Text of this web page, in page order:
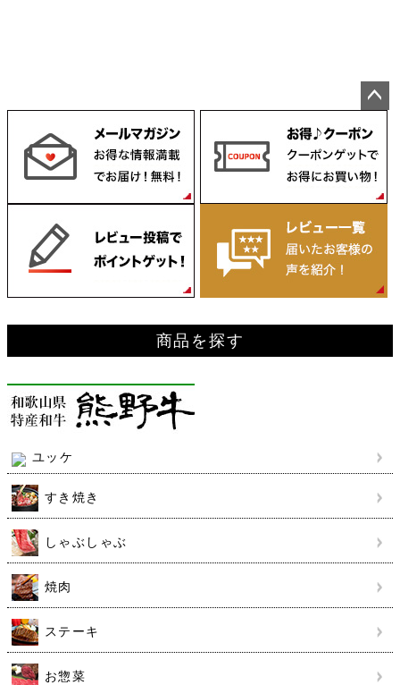
ジト
ップ
へ
商品を探す
ユッケ
すき焼き
しゃぶしゃぶ
焼肉
ステーキ
お惣菜